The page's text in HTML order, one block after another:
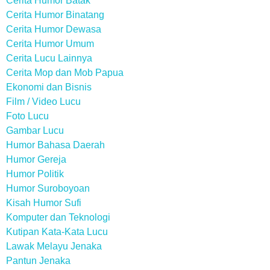
Cerita Humor Binatang
Cerita Humor Dewasa
Cerita Humor Umum
Cerita Lucu Lainnya
Cerita Mop dan Mob Papua
Ekonomi dan Bisnis
Film / Video Lucu
Foto Lucu
Gambar Lucu
Humor Bahasa Daerah
Humor Gereja
Humor Politik
Humor Suroboyoan
Kisah Humor Sufi
Komputer dan Teknologi
Kutipan Kata-Kata Lucu
Lawak Melayu Jenaka
Pantun Jenaka